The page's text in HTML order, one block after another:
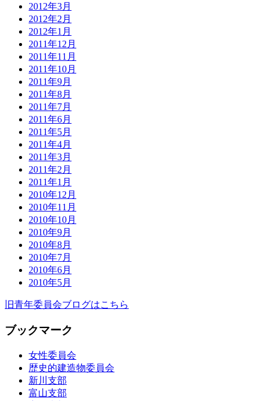
2012年3月
2012年2月
2012年1月
2011年12月
2011年11月
2011年10月
2011年9月
2011年8月
2011年7月
2011年6月
2011年5月
2011年4月
2011年3月
2011年2月
2011年1月
2010年12月
2010年11月
2010年10月
2010年9月
2010年8月
2010年7月
2010年6月
2010年5月
旧青年委員会ブログはこちら
ブックマーク
女性委員会
歴史的建造物委員会
新川支部
富山支部